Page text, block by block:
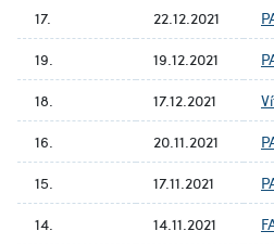
17.
22.12.2021
19.
19.12.2021
18.
17.12.2021
16.
20.11.2021
15.
17.11.2021
14.
14.11.2021